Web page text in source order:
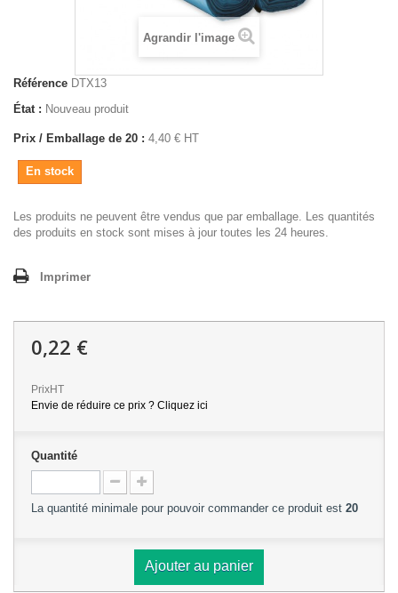
Agrandir l'image
Référence DTX13
État : Nouveau produit
Prix / Emballage de 20 : 4,40 € HT
En stock
Les produits ne peuvent être vendus que par emballage. Les quantités
des produits en stock sont mises à jour toutes les 24 heures.
Imprimer
0,22 €
PrixHT
Envie de réduire ce prix ? Cliquez ici
Quantité
La quantité minimale pour pouvoir commander ce produit est 20
Ajouter au panier